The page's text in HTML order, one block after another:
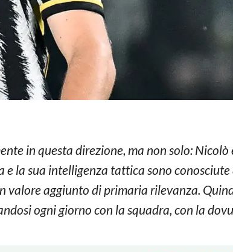
in questa direzione, ma non solo: Nicolò
la sua intelligenza tattica sono conosciute
valore aggiunto di primaria rilevanza.
ogni giorno con la squadra, con la